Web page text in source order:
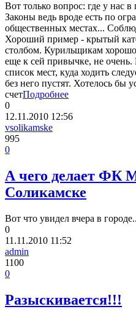
Вот только вопрос: где у нас
Законы ведь вроде есть по
общественных местах...
Хороший пример - крытый
столбом. Курильщикам
еще к сей привычке, не
список мест, куда ходить
без него пустят. Хотелось бы
счетПодробнее
0
12.11.2010 12:56
vsolikamske
995
0
А чего делает ФК
Соликамске
Вот что увидел вчера в
0
11.11.2010 11:52
admin
1100
0
Разыскивается!!!